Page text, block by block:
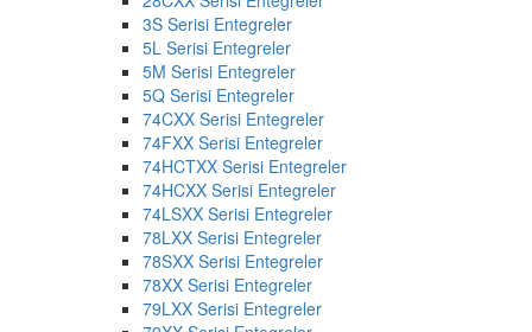
3S Serisi Entegreler
5L Serisi Entegreler
5M Serisi Entegreler
5Q Serisi Entegreler
74CXX Serisi Entegreler
74FXX Serisi Entegreler
74HCTXX Serisi Entegreler
74HCXX Serisi Entegreler
74LSXX Serisi Entegreler
78LXX Serisi Entegreler
78SXX Serisi Entegreler
78XX Serisi Entegreler
79LXX Serisi Entegreler